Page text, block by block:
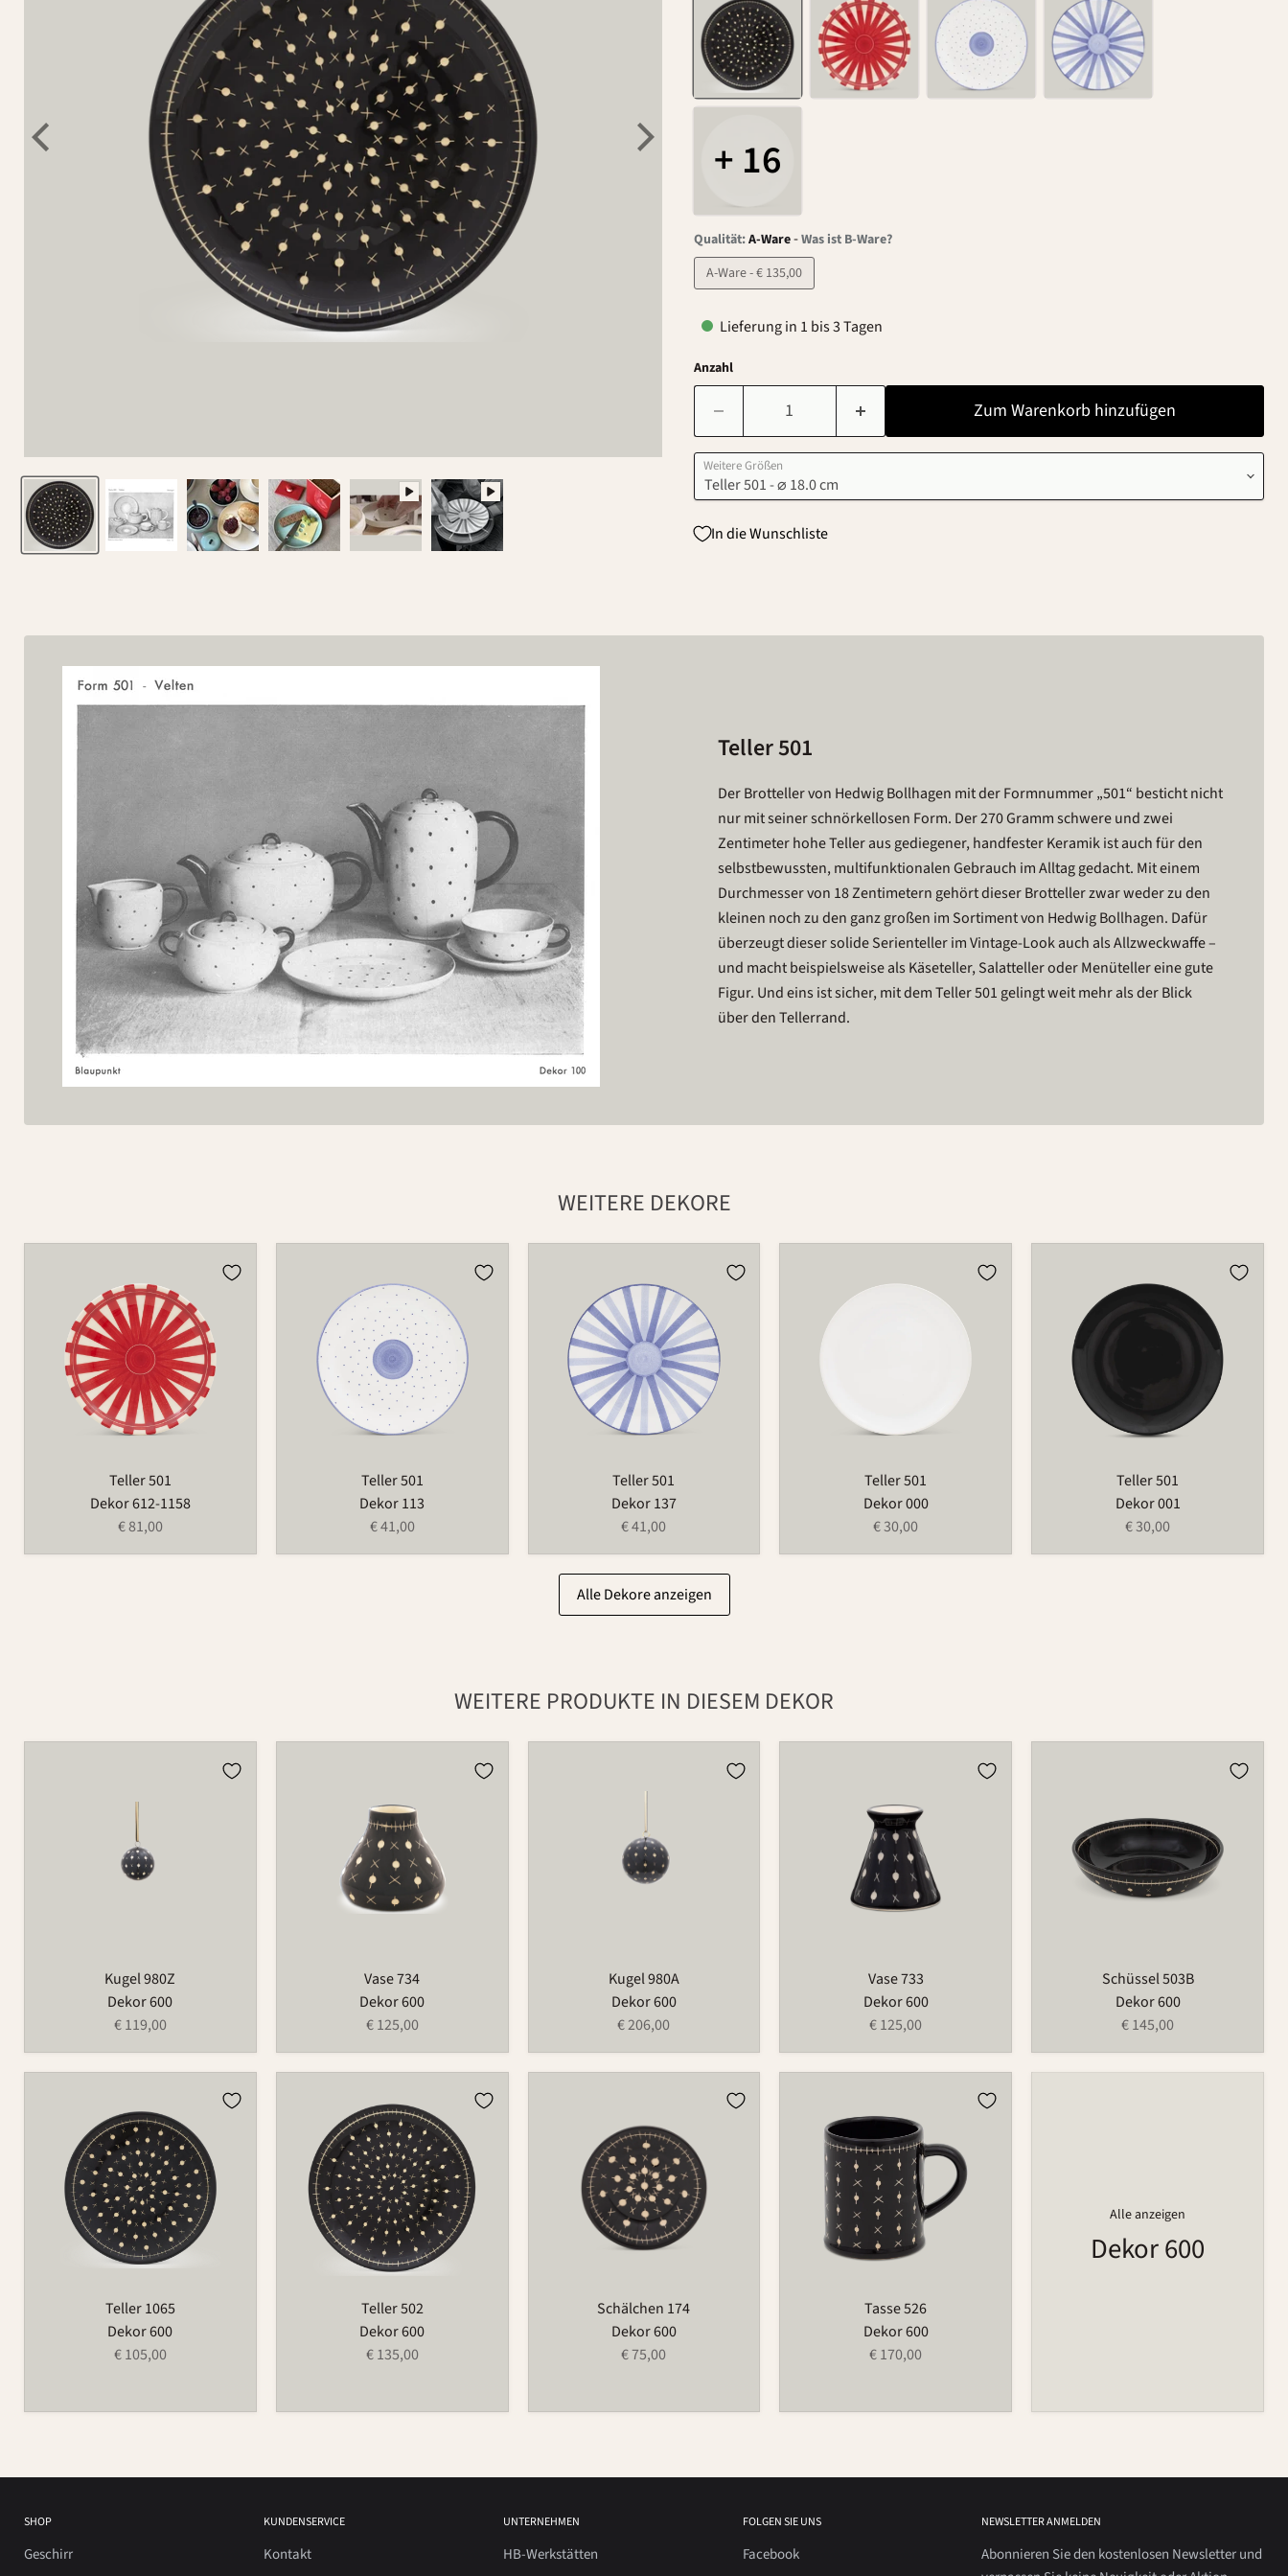
+ 16
Qualität:A-Ware-Was ist B-Ware?
A-Ware - € 135,00
Lieferung in 1 bis 3 Tagen
Anzahl
Zum Warenkorb hinzufügen
Weitere Größen
In die Wunschliste
Teller 501
Der Brotteller von Hedwig Bollhagen mit der Formnummer „501“ besticht nicht
nur mit seiner schnörkellosen Form. Der 270 Gramm schwere und zwei
Zentimeter hohe Teller aus gediegener, handfester Keramik ist auch für den
selbstbewussten, multifunktionalen Gebrauch im Alltag gedacht. Mit einem
Durchmesser von 18 Zentimetern gehört dieser Brotteller zwar weder zu den
kleinen noch zu den ganz großen im Sortiment von Hedwig Bollhagen. Dafür
überzeugt dieser solide Serienteller im Vintage-Look auch als Allzweckwaffe –
und macht beispielsweise als Käseteller, Salatteller oder Menüteller eine gute
Figur. Und eins ist sicher, mit dem Teller 501 gelingt weit mehr als der Blick
über den Tellerrand.
WEITERE DEKORE
Teller 501
Dekor 612-1158
€ 81,00
Teller 501
Dekor 113
€ 41,00
Teller 501
Dekor 137
€ 41,00
Teller 501
Dekor 000
€ 30,00
Teller 501
Dekor 001
€ 30,00
Alle Dekore anzeigen
WEITERE PRODUKTE IN DIESEM DEKOR
Kugel 980Z
Dekor 600
€ 119,00
Vase 734
Dekor 600
€ 125,00
Kugel 980A
Dekor 600
€ 206,00
Vase 733
Dekor 600
€ 125,00
Schüssel 503B
Dekor 600
€ 145,00
Teller 1065
Dekor 600
€ 105,00
Teller 502
Dekor 600
€ 135,00
Schälchen 174
Dekor 600
€ 75,00
Tasse 526
Dekor 600
€ 170,00
Alle anzeigen
Dekor 600
SHOP
Geschirr
KUNDENSERVICE
Kontakt
UNTERNEHMEN
HB-Werkstätten
FOLGEN SIE UNS
Facebook
NEWSLETTER ANMELDEN
Abonnieren Sie den kostenlosen Newsletter und